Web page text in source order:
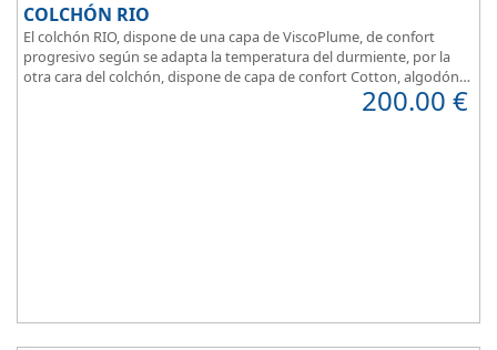
COLCHÓN RIO
El colchón RIO, dispone de una capa de ViscoPlume, de confort
progresivo según se adapta la temperatura del durmiente, por la
otra cara del colchón, dispone de capa de confort Cotton, algodón
100% que brinda una sensación de confort inmediata.200.00 €